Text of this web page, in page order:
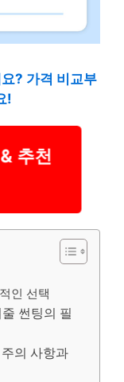
? 가격 비교부
!
추천
인 선택
썬팅의 필
의 사항과